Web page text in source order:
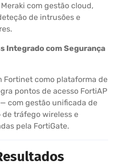
com gestão cloud,
de intrusões e
Integrado com Segurança
Fortinet como plataforma de
pontos de acesso FortiAP
com gestão unificada de
tráfego wireless e
pela FortiGate.